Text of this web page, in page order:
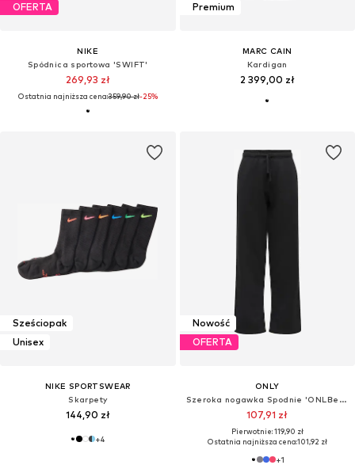
OFERTA
NIKE
Spódnica sportowa 'SWIFT'
269,93 zł
Ostatnia najniższa cena:359,90 zł-25%
Premium
MARC CAIN
Kardigan
2 399,00 zł
Sześciopak
Unisex
NIKE SPORTSWEAR
Skarpety
144,90 zł
+4
Nowość
OFERTA
ONLY
Szeroka nogawka Spodnie 'ONLBest'
107,91 zł
Pierwotnie: 119,90 zł
Ostatnia najniższa cena:101,92 zł
+1